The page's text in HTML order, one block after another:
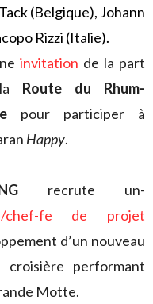
(Belgique), Johann
Rizzi (Italie).
invitation de la part
Route du Rhum-
pour participer à
Happy.
recrute un-
/chef-fe de projet
d’un nouveau
performant
Motte.